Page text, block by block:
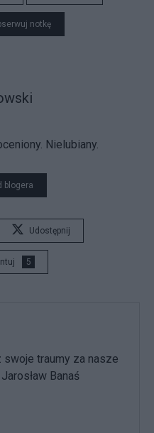
notkę
Nielubiany.
blogera
Udostępnij
5
swoje traumy za nasze
Banaś